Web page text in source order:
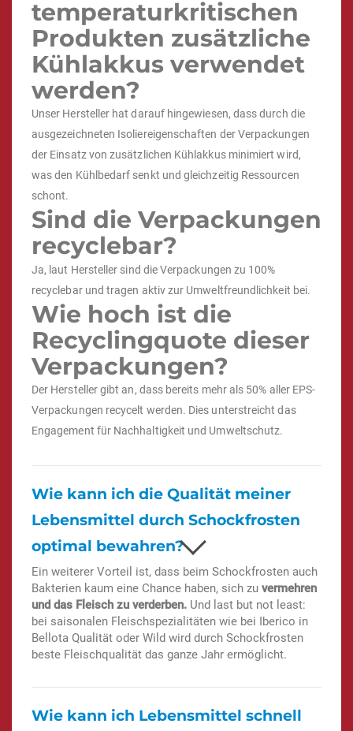
temperaturkritischen
Produkten zusätzliche
Kühlakkus verwendet
werden?
Unser Hersteller hat darauf hingewiesen, dass durch die
ausgezeichneten Isoliereigenschaften der Verpackungen
der Einsatz von zusätzlichen Kühlakkus minimiert wird,
was den Kühlbedarf senkt und gleichzeitig Ressourcen
schont.
Sind die Verpackungen
recyclebar?
Ja, laut Hersteller sind die Verpackungen zu 100%
recyclebar und tragen aktiv zur Umweltfreundlichkeit bei.
Wie hoch ist die
Recyclingquote dieser
Verpackungen?
Der Hersteller gibt an, dass bereits mehr als 50% aller EPS-
Verpackungen recycelt werden. Dies unterstreicht das
Engagement für Nachhaltigkeit und Umweltschutz.
Wie kann ich die Qualität meiner
Lebensmittel durch Schockfrosten
optimal bewahren?
Ein weiterer Vorteil ist, dass beim Schockfrosten auch
Bakterien kaum eine Chance haben, sich zu vermehren
und das Fleisch zu verderben. Und last but not least:
bei saisonalen Fleischspezialitäten wie bei Iberico in
Bellota Qualität oder Wild wird durch Schockfrosten
beste Fleischqualität das ganze Jahr ermöglicht.
Wie kann ich Lebensmittel schnell